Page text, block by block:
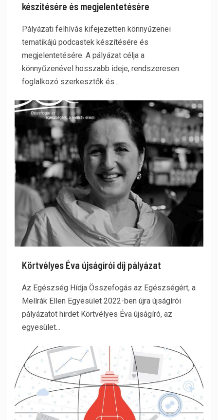
készítésére és megjelentetésére
Pályázati felhívás kifejezetten könnyűzenei
tematikájú podcastek készítésére és
megjelentetésére. A pályázat célja a
könnyűzenével hosszabb ideje, rendszeresen
foglalkozó szerkesztők és...
Körtvélyes Éva újságírói díj pályázat
Az Egészség Hídja Összefogás az Egészségért, a
Mellrák Ellen Egyesület 2022-ben újra újságírói
pályázatot hirdet Körtvélyes Éva újságíró, az
egyesület...